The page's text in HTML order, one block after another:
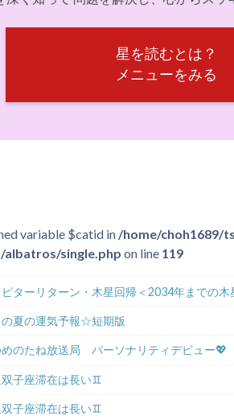
星を読むとは？
メニューをみる
variable $catid in /home/choh1689/
single.php on line 119
ターリターン・木星回帰＜2034年までの木
夏の運気予報☆短期版
めのたね放送局 パーソナリティデビュー💖
子座滞在は長い♊
子座滞在は長い♊